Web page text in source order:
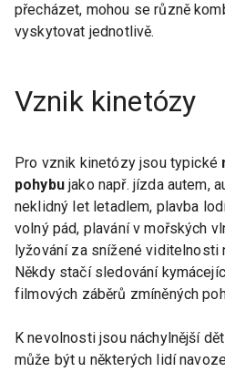
přecházet, mohou se různě
vyskytovat jednotlivě.
Vznik kinetózy
Pro vznik kinetózy jsou typické
pohybujako např. jízda autem,
neklidný let letadlem, plavba
volný pád, plavání v mořských
lyžování za snížené viditelnosti
Někdy stačí sledování
filmových záběrů zmíněných
K nevolnosti jsou náchylnější
může být u některých lidí